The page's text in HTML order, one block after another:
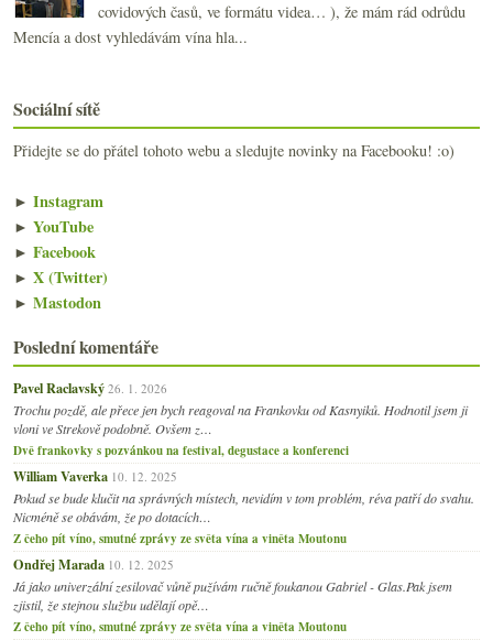
covidových časů, ve formátu videa… ), že mám rád odrůdu
Mencía a dost vyhledávám vína hla...
Sociální sítě
Přidejte se do přátel tohoto webu a sledujte novinky na Facebooku! :o)
► Instagram
► YouTube
► Facebook
► X (Twitter)
► Mastodon
Poslední komentáře
Pavel Raclavský 26. 1. 2026
Trochu pozdě, ale přece jen bych reagoval na Frankovku od Kasnyiků. Hodnotil jsem ji
vloni ve Strekově podobně. Ovšem z…
Dvě frankovky s pozvánkou na festival, degustace a konferenci
William Vaverka 10. 12. 2025
Pokud se bude klučit na správných místech, nevidím v tom problém, réva patří do svahu.
Nicméně se obávám, že po dotacích…
Z čeho pít víno, smutné zprávy ze světa vína a viněta Moutonu
Ondřej Marada 10. 12. 2025
Já jako univerzální zesilovač vůně pužívám ručně foukanou Gabriel - Glas.Pak jsem
zjistil, že stejnou službu udělají opě…
Z čeho pít víno, smutné zprávy ze světa vína a viněta Moutonu